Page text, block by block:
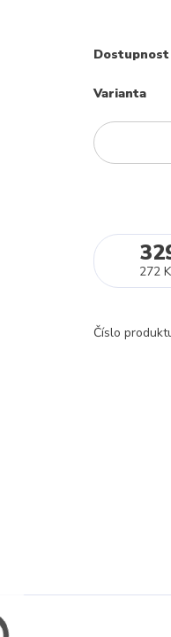
Dostupnost
Varianta
272
Číslo